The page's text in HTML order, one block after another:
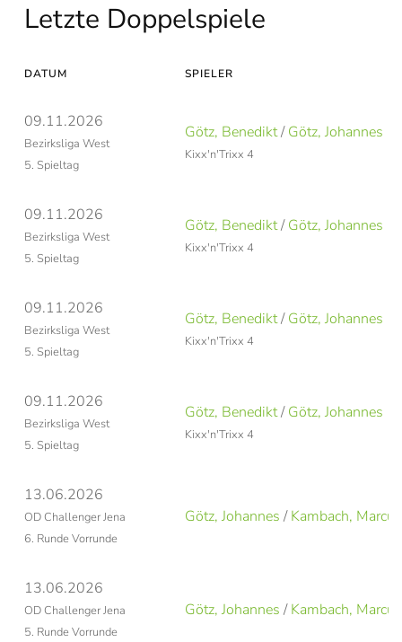
Letzte Doppelspiele
DATUM SPIELER
09.11.2026
Bezirksliga West
5. Spieltag
Götz, Benedikt/Götz, Johannes
Kixx'n'Trixx 4
09.11.2026
Bezirksliga West
5. Spieltag
Götz, Benedikt/Götz, Johannes
Kixx'n'Trixx 4
09.11.2026
Bezirksliga West
5. Spieltag
Götz, Benedikt/Götz, Johannes
Kixx'n'Trixx 4
09.11.2026
Bezirksliga West
5. Spieltag
Götz, Benedikt/Götz, Johannes
Kixx'n'Trixx 4
13.06.2026
OD Challenger Jena
6. Runde Vorrunde
Götz, Johannes /Kambach, Marcus
13.06.2026
OD Challenger Jena
5. Runde Vorrunde
Götz, Johannes /Kambach, Marcus